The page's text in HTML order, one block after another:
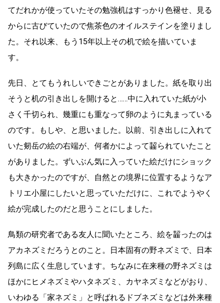
てだれかが使っていたその勉強机はすっかり色褪せ、見る
からに古びていたので焦茶色のオイルステインを塗りまし
た。それ以来、もう15年以上その机で絵を描いていま
す。
先日、とてもうれしいできごとがありました。紙を取り出
そうと机の引き出しを開けると……中に入れていた紙が小
さく千切られ、幾重にも重なって卵のように丸まっている
のです。もしや、と思いました。以前、引き出しに入れて
いた剱岳の絵の右端が、何者かによって齧られていたこと
がありました。ずいぶん気に入っていた絵だけにショック
も大きかったのですが、自然との境界に位置するようなア
トリエ小屋にしたいと思っていただけに、これでようやく
絵が完成したのだと思うことにしました。
鳥類の研究者である友人に聞いたところ、絵を齧ったのは
アカネズミだろうとのこと。日本固有の野ネズミで、日本
列島に広く生息しています。ちなみに在来種の野ネズミは
ほかにヒメネズミやハタネズミ、カヤネズミなどがおり、
いわゆる「家ネズミ」と呼ばれるドブネズミなどは外来種